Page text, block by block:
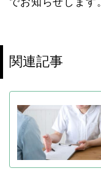
関連記事